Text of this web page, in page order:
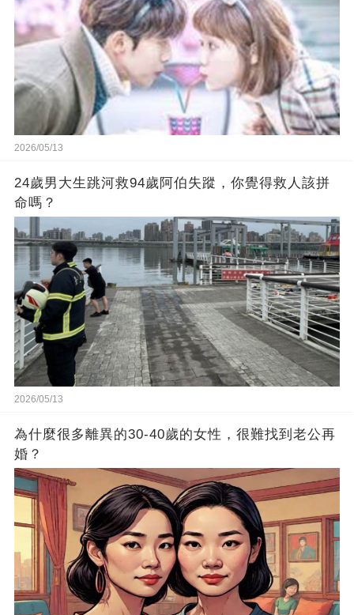
2026/05/13
24歲男大生跳河救94歲阿伯失蹤，你覺得救人該拼
命嗎？
2026/05/13
為什麼很多離異的30-40歲的女性，很難找到老公再
婚？